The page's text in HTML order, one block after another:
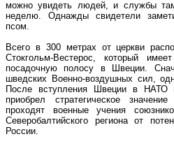
можно увидеть людей, и службы
неделю. Однажды свидетели
псом.
Всего в 300 метрах от церкви
Стокгольм-Вестерос, который
посадочную полосу в Швеции.
шведских Военно-воздушных сил,
После вступления Швеции в НАТО
приобрел стратегическое
проходят военные учения
Северобалтийского региона от
России.